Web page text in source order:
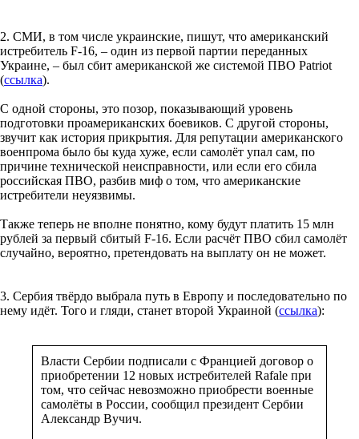
2. СМИ, в том числе украинские, пишут, что американский
истребитель F-16, – один из первой партии переданных
Украине, – был сбит американской же системой ПВО Patriot
(ссылка).
С одной стороны, это позор, показывающий уровень
подготовки проамериканских боевиков. С другой стороны,
звучит как история прикрытия. Для репутации американского
военпрома было бы куда хуже, если самолёт упал сам, по
причине технической неисправности, или если его сбила
российская ПВО, разбив миф о том, что американские
истребители неуязвимы.
Также теперь не вполне понятно, кому будут платить 15 млн
рублей за первый сбитый F-16. Если расчёт ПВО сбил самолёт
случайно, вероятно, претендовать на выплату он не может.
3. Сербия твёрдо выбрала путь в Европу и последовательно по
нему идёт. Того и гляди, станет второй Украиной (ссылка):
Власти Сербии подписали с Францией договор о
приобретении 12 новых истребителей Rafale при
том, что сейчас невозможно приобрести военные
самолёты в России, сообщил президент Сербии
Александр Вучич.